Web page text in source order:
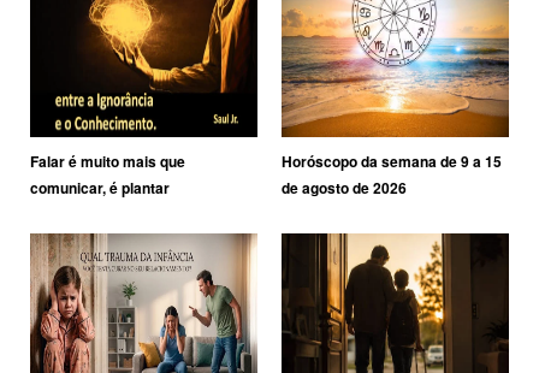
Falar é muito mais que
comunicar, é plantar
Horóscopo da semana de 9 a 15
de agosto de 2026